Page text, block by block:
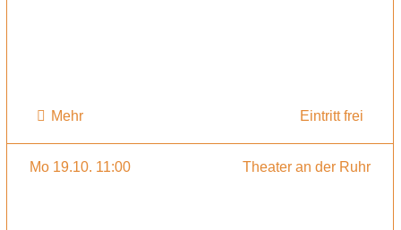
Mehr Eintritt frei
Mo 19.10. 11:00 Theater an der Ruhr